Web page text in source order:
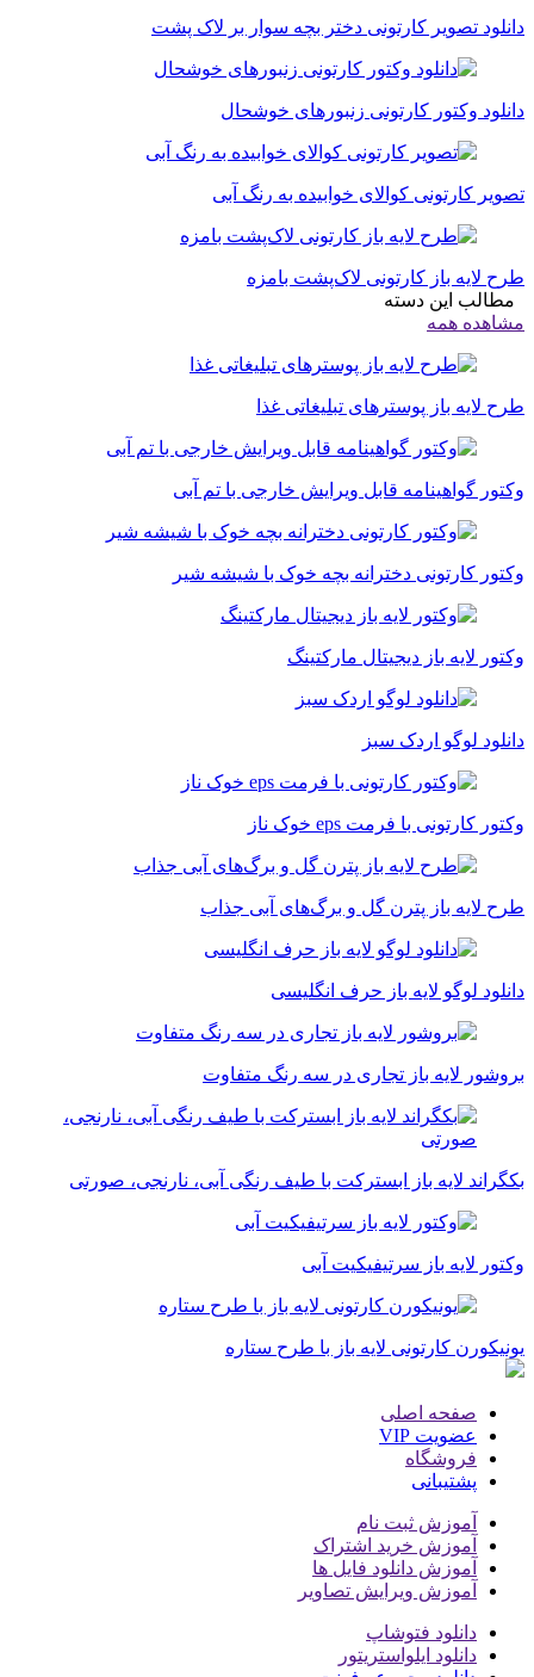
دانلود تصویر کارتونی دختر بچه سوار بر لاک پشت
دانلود وکتور کارتونی زنبورهای خوشحال
تصویر کارتونی کوالای خوابیده به رنگ آبی
طرح لایه باز کارتونی لاک‌پشت بامزه
مطالب این دسته
مشاهده همه
طرح لایه باز پوسترهای تبلیغاتی غذا
وکتور گواهینامه قابل ویرایش خارجی با تم آبی
وکتور کارتونی دخترانه بچه خوک با شیشه شیر
وکتور لایه باز دیجیتال مارکتینگ
دانلود لوگو اردک سبز
وکتور کارتونی با فرمت eps خوک ناز
طرح لایه باز پترن گل و برگ‌های آبی جذاب
دانلود لوگو لایه باز حرف انگلیسی
بروشور لایه باز تجاری در سه رنگ متفاوت
بکگراند لایه باز ابسترکت با طیف رنگی آبی، نارنجی، صورتی
وکتور لایه باز سرتیفیکیت آبی
یونیکورن کارتونی لایه باز با طرح ستاره
صفحه اصلی
عضویت VIP
فروشگاه
پشتیبانی
آموزش ثبت نام
آموزش خرید اشتراک
آموزش دانلود فایل ها
آموزش ویرایش تصاویر
دانلود فتوشاپ
دانلود ایلواستریتور